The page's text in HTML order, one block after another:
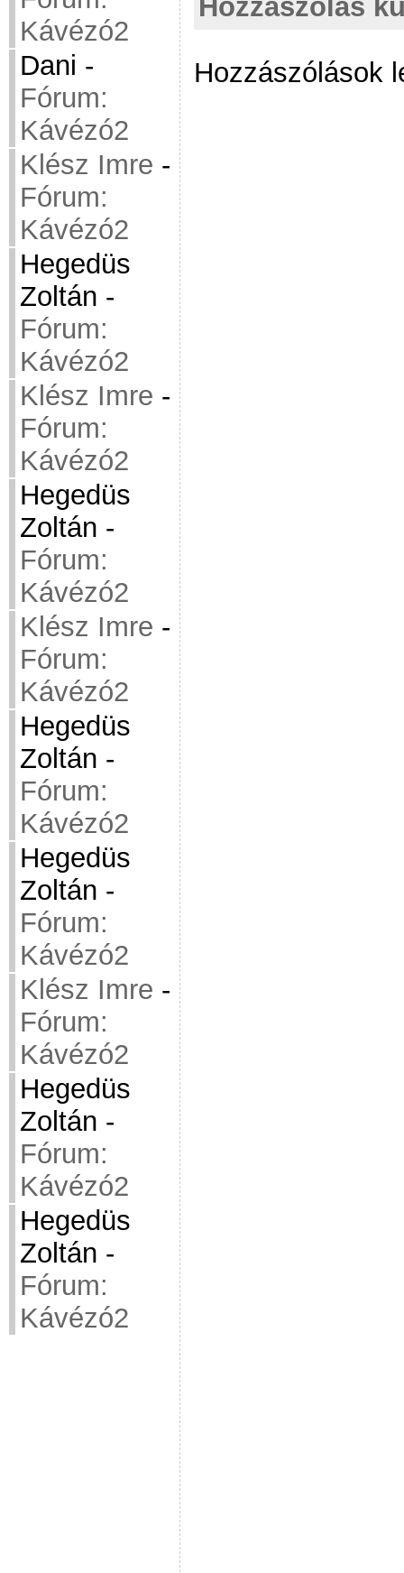
Kávézó2
Dani -
Fórum:
Kávézó2
Klész Imre -
Fórum:
Kávézó2
Hegedüs
Zoltán -
Fórum:
Kávézó2
Klész Imre -
Fórum:
Kávézó2
Hegedüs
Zoltán -
Fórum:
Kávézó2
Klész Imre -
Fórum:
Kávézó2
Hegedüs
Zoltán -
Fórum:
Kávézó2
Hegedüs
Zoltán -
Fórum:
Kávézó2
Klész Imre -
Fórum:
Kávézó2
Hegedüs
Zoltán -
Fórum:
Kávézó2
Hegedüs
Zoltán -
Fórum:
Kávézó2
Hozzászólás
Hozzászólások